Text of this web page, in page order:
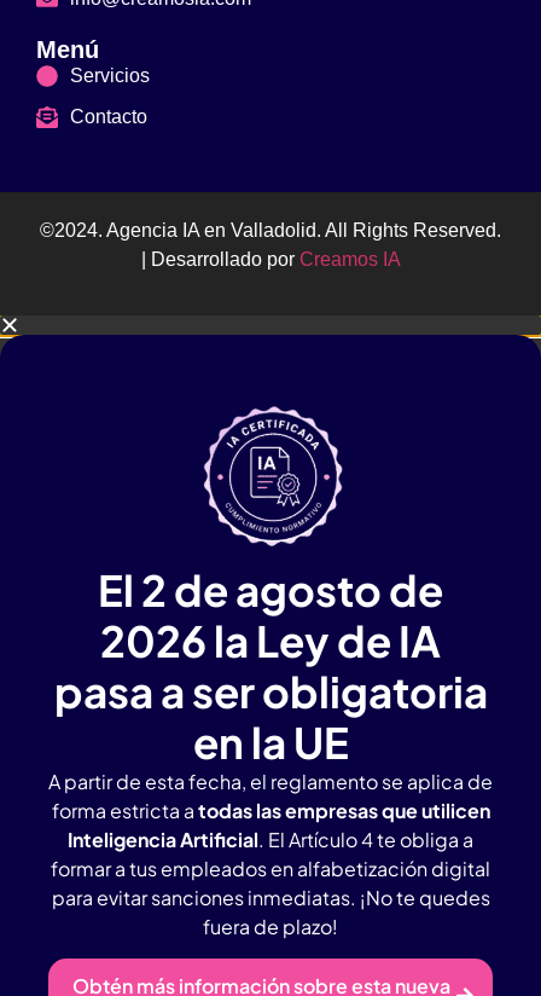
Menú
Servicios
Contacto
©2024. Agencia IA en Valladolid. All Rights Reserved.
| Desarrollado por Creamos IA
El 2 de agosto de
2026 la Ley de IA
pasa a ser obligatoria
en la UE
A partir de esta fecha, el reglamento se aplica de
forma estricta atodas las empresas que utilicen
Inteligencia Artificial. El Artículo 4 te obliga a
formar a tus empleados en alfabetización digital
para evitar sanciones inmediatas. ¡No te quedes
fuera de plazo!
Obtén más información sobre esta nueva